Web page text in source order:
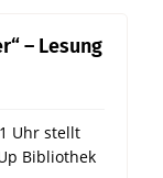
– Lesung
Uhr stellt
Bibliothek